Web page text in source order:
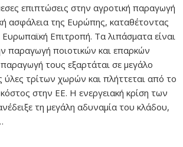
επιπτώσεις στην αγροτική παραγωγή
ασφάλεια της Ευρώπης, καταθέτοντας
Επιτροπή. Τα λιπάσματα είναι
παραγωγή ποιοτικών και επαρκών
τους εξαρτάται σε μεγάλο
τρίτων χωρών και πλήττεται από το
στην ΕΕ. Η ενεργειακή κρίση των
τη μεγάλη αδυναμία του κλάδου,